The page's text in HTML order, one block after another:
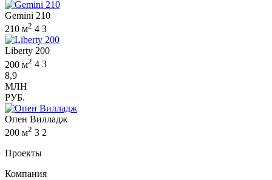
Gemini 210
210 м2 4 3
Liberty 200
200 м2 4 3
8,9
МЛН
РУБ.
Опен Вилладж
200 м2 3 2
Проекты
Компания